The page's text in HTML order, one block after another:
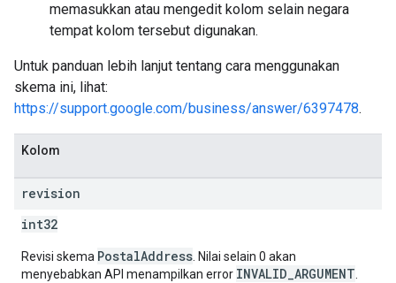
memasukkan atau mengedit kolom selain negara
tempat kolom tersebut digunakan.
Untuk panduan lebih lanjut tentang cara menggunakan
skema ini, lihat:
https://support.google.com/business/answer/6397478.
Kolom
revision
int32
Revisi skema PostalAddress . Nilai selain 0 akan
menyebabkan API menampilkan error INVALID_ARGUMENT